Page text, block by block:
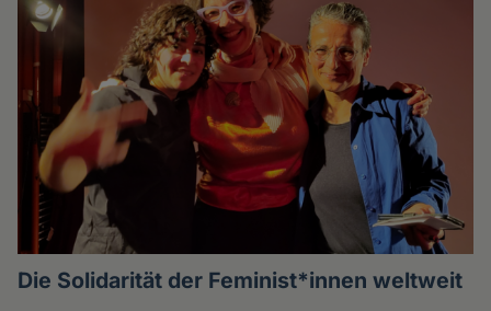
Die Solidarität der Feminist*innen weltweit